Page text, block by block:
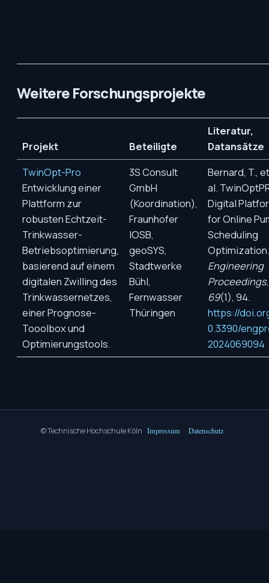
Weitere Forschungsprojekte
Projekt Beteiligte
Literatur,
Datansätze
TwinOpt-Pro
Entwicklung einer
Plattform zur
robusten Echtzeit-
Trinkwasser-
Betriebsoptimierung,
basierend auf einem
digitalen Zwilling des
Trinkwassernetzes,
einer Prognose-
Tooolbox und
Optimierungstools.
3S Consult
GmbH
(Koordination),
Fraunhofer
IOSB,
geoSYS,
Stadtwerke
Bühl,
Fernwasser
Thüringen
Bernard, T., et
al.
Digital
for Online
Scheduling
Optimization.
Engineering
Proceedings,
69(1), 94.
https://
0.3390/
2024069094
© Technische Hochschule Köln Impressum Datenschutz